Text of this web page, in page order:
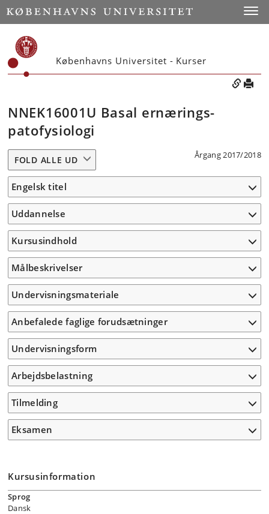
Københavns Universitet - Kurser
NNEK16001U Basal ernærings-
patofysiologi
Årgang 2017/2018
FOLD ALLE UD
Engelsk titel
Uddannelse
Kursusindhold
Målbeskrivelser
Undervisningsmateriale
Anbefalede faglige forudsætninger
Undervisningsform
Arbejdsbelastning
Tilmelding
Eksamen
Kursusinformation
Sprog
Dansk